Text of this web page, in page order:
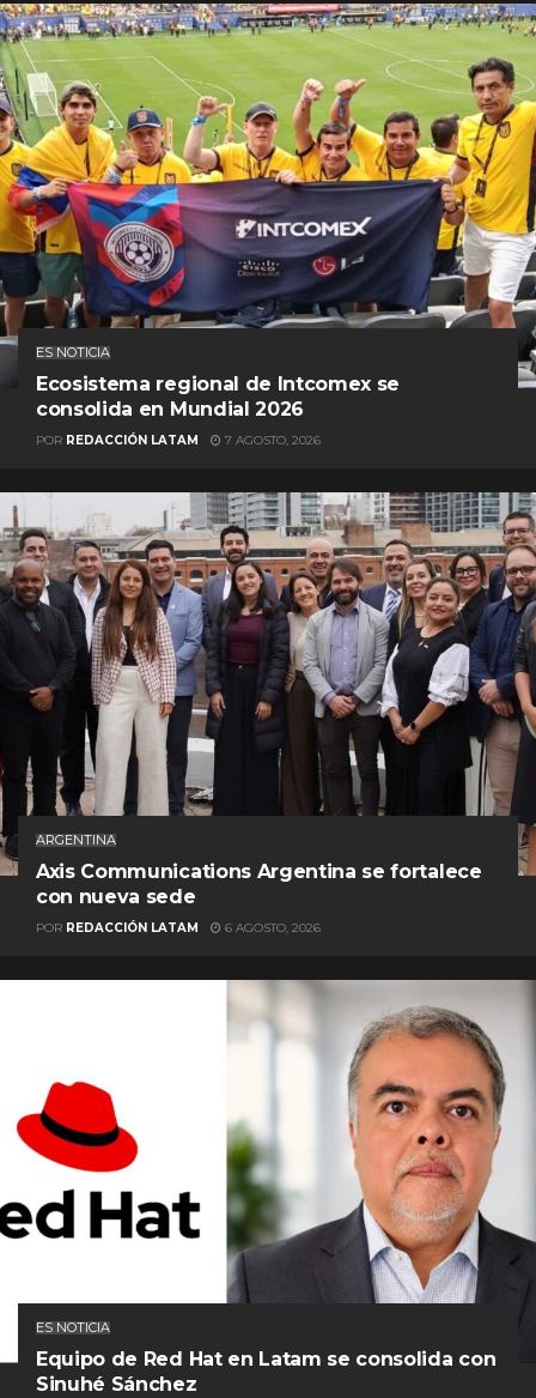
ES NOTICIA
Ecosistema regional de Intcomex se
consolida en Mundial 2026
POR REDACCIÓN LATAM 7 AGOSTO, 2026
ARGENTINA
Axis Communications Argentina se fortalece
con nueva sede
POR REDACCIÓN LATAM 6 AGOSTO, 2026
ES NOTICIA
Equipo de Red Hat en Latam se consolida con
Sinuhé Sánchez